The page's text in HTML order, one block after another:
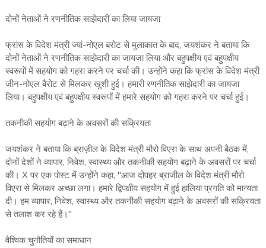
दोनों नेताओं ने रणनीतिक साझेदारी का लिया जायजा
फ्रांस के विदेश मंत्री ज्यां-नोएल बरोट से मुलाकात के बाद, जयशंकर ने बताया कि
दोनों नेताओं ने रणनीतिक साझेदारी का जायजा लिया और बहुपक्षीय एवं बहुपक्षीय
स्वरूपों में सहयोग को गहरा करने पर चर्चा की। उन्होंने कहा कि फ्रांस के विदेश मंत्री
जीन-नोएल बैरोट से मिलकर खुशी हुई। हमारी रणनीतिक साझेदारी का जायजा
लिया। बहुपक्षीय एवं बहुपक्षीय स्वरूपों में हमारे सहयोग को गहरा करने पर चर्चा हुई।
तकनीकी सहयोग बढ़ाने के अवसरों की सक्रियता
जयशंकर ने बताया कि ब्राज़ील के विदेश मंत्री मौरो विएरा के साथ अपनी बैठक में,
दोनों देशों ने व्यापार, निवेश, स्वास्थ्य और तकनीकी सहयोग बढ़ाने के अवसरों पर चर्चा
की। X पर एक पोस्ट में उन्होंने कहा, "आज दोपहर ब्राजील के विदेश मंत्री मौरो
विएरा से मिलकर अच्छा लगा। हमारे द्विपक्षीय सहयोग में हुई हालिया प्रगति को मान्यता
दी। हम व्यापार, निवेश, स्वास्थ्य और तकनीकी सहयोग बढ़ाने के अवसरों की सक्रियता
से तलाश कर रहे हैं।"
वैश्विक चुनौतियों का समाधान